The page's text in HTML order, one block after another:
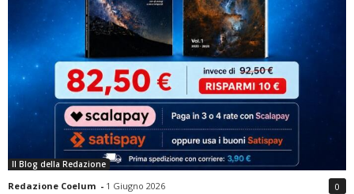
Il Blog della Redazione
Redazione Coelum - 1 Giugno 2026 0